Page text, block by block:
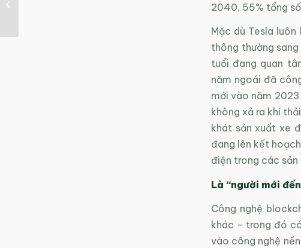
2040, 55% tổng
Mặc dù Tesla
thông thường
tuổi đang quan
năm ngoái đã
mới vào năm
không xả ra khí
khát sản xuất xe
đang lên kết
điện trong các
Là “người mới
Công nghệ
khác – trong đó
vào công nghệ